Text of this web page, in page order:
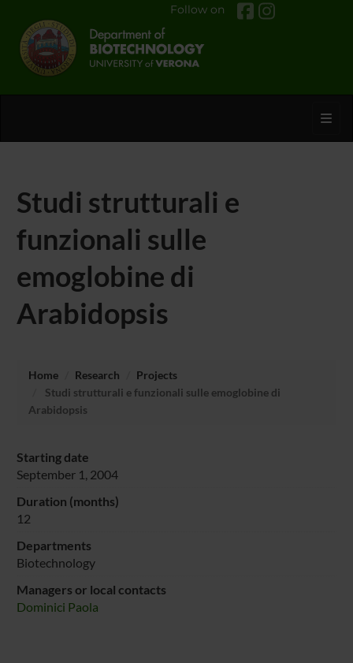
Follow on
Studi strutturali e
funzionali sulle
emoglobine di
Arabidopsis
Home Research
Projects
Studi strutturali e funzionali sulle emoglobine di
Arabidopsis
Starting date
September 1, 2004
Duration (months)
12
Departments
Biotechnology
Managers or local contacts
Dominici Paola